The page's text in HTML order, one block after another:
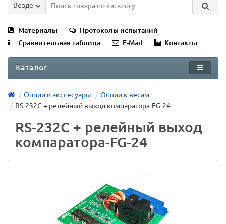
Везде
Материалы
Протоколы испытаний
Сравнительная таблица
E-Mail Контакты
Каталог
Опции и акссесуары
Опции к весам
RS-232C + релейный выход компаратора-FG-24
RS-232C + релейный выход
компаратора-FG-24